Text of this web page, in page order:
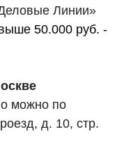
Линии»
50.000 руб. -
можно по
д. 10, стр.